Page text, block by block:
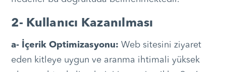
2- Kullanıcı Kazanılması
a- İçerik Optimizasyonu: Web sitesini ziyaret
eden kitleye uygun ve aranma ihtimali yüksek